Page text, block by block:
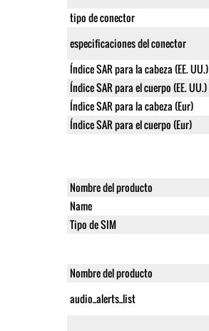
tipo de conector
especificaciones del conector
Índice SAR para la cabeza (EE. UU.)
Índice SAR para el cuerpo (EE. UU.)
Índice SAR para la cabeza (Eur)
Índice SAR para el cuerpo (Eur)
Nombre del producto
Name
Tipo de SIM
Nombre del producto
audio_alerts_list